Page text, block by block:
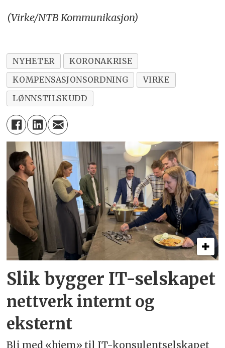
(Virke/NTB Kommunikasjon)
NYHETER
KORONAKRISE
KOMPENSASJONSORDNING
VIRKE
LØNNSTILSKUDD
Slik bygger IT-selskapet
nettverk internt og
eksternt
Bli med «hjem» til IT-konsulentselskapet